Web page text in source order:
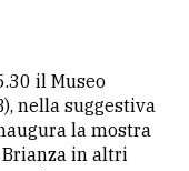
il Museo
nella suggestiva
la mostra
in altri